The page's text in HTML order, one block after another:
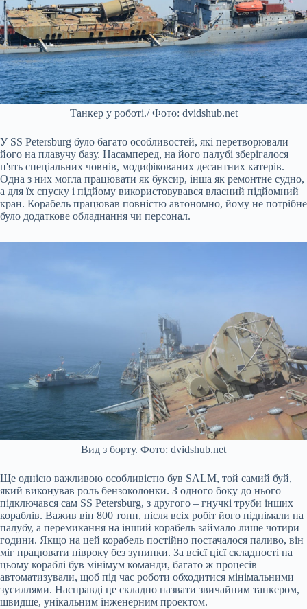
Танкер у роботі./ Фото: dvidshub.net
У SS Petersburg було багато особливостей, які перетворювали
його на плавучу базу. Насамперед, на його палубі зберігалося
п'ять спеціальних човнів, модифікованих десантних катерів.
Одна з них могла працювати як буксир, інша як ремонтне судно,
а для їх спуску і підйому використовувався власний підйомний
кран. Корабель працював повністю автономно, йому не потрібне
було додаткове обладнання чи персонал.
Вид з борту. Фото: dvidshub.net
Ще однією важливою особливістю був SALM, той самий буй,
який виконував роль бензоколонки. З одного боку до нього
підключався сам SS Petersburg, з другого – гнучкі труби інших
кораблів. Важив він 800 тонн, після всіх робіт його піднімали на
палубу, а перемикання на інший корабель займало лише чотири
години. Якщо на цей корабель постійно постачалося паливо, він
міг працювати півроку без зупинки. За всієї цієї складності на
цьому кораблі був мінімум команди, багато ж процесів
автоматизували, щоб під час роботи обходитися мінімальними
зусиллями. Насправді це складно назвати звичайним танкером,
швидше, унікальним інженерним проектом.